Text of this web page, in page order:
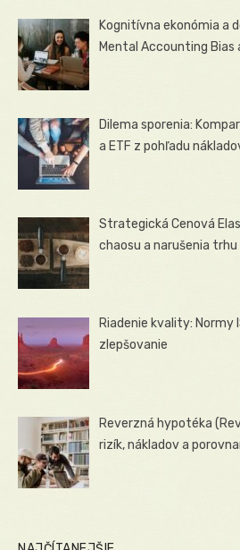
Kognitívna ekonómia a
Mental Accounting
Dilema sporenia:
a ETF z pohľadu
Strategická Cenová
chaosu a narušenia trhu
Riadenie kvality: Normy
zlepšovanie
Reverzná hypotéka
rizík, nákladov a